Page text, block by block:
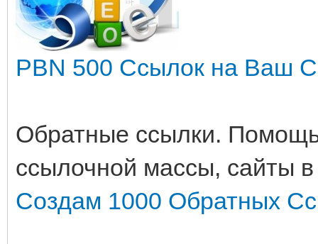
PBN 500 Ссылок на Ваш
Обратные ссылки.
ссылочной массы, сайты
Создам 1000 Обратных